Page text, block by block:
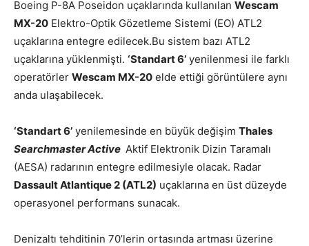
Boeing P-8A Poseidon uçaklarında kullanılan Wescam
MX-20 Elektro-Optik Gözetleme Sistemi (EO) ATL2
uçaklarına entegre edilecek.Bu sistem bazı ATL2
uçaklarına yüklenmişti. ‘Standart 6’ yenilenmesi ile farklı
operatörler Wescam MX-20 elde ettiği görüntülere aynı
anda ulaşabilecek.
‘Standart 6’ yenilemesinde en büyük değişim Thales
Searchmaster Active Aktif Elektronik Dizin Taramalı
(AESA) radarının entegre edilmesiyle olacak. Radar
Dassault Atlantique 2 (ATL2) uçaklarına en üst düzeyde
operasyonel performans sunacak.
Denizaltı tehditinin 70’lerin ortasında artması üzerine